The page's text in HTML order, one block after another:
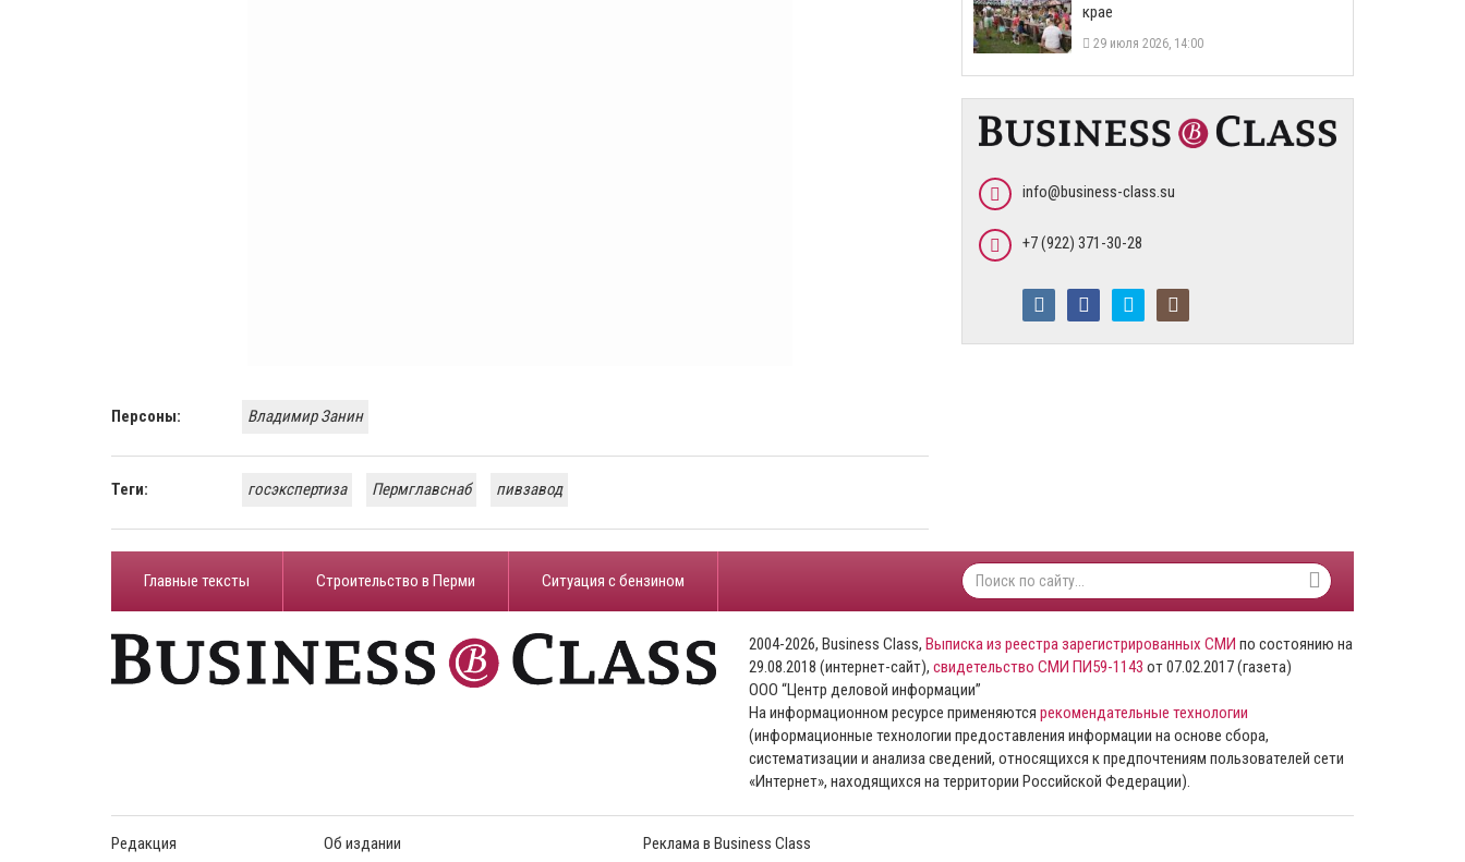
Персоны: Владимир Занин
Теги: госэкспертиза Пермглавснаб пивзавод
крае
29 июля 2026, 14:00
info@business-class.su
+7 (922) 371-30-28
Главные тексты Строительство в Перми ​Ситуация с бензином
2004-2026, Business Class, Выписка из реестра зарегистрированных СМИ по состоянию на
29.08.2018 (интернет-сайт), свидетельство СМИ ПИ59-1143 от 07.02.2017 (газета)
ООО “Центр деловой информации”
На информационном ресурсе применяются рекомендательные технологии
(информационные технологии предоставления информации на основе сбора,
систематизации и анализа сведений, относящихся к предпочтениям пользователей сети
«Интернет», находящихся на территории Российской Федерации).
Редакция Об издании Реклама в Business Class